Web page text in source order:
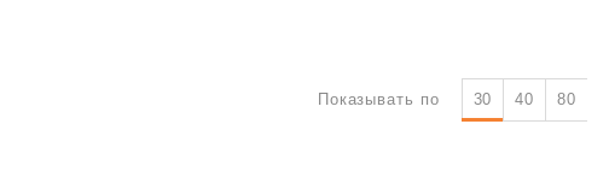
Показывать по 30 40 80